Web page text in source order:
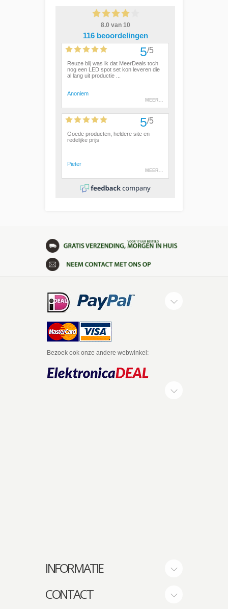
Bezoek ook onze andere webwinkel:
INFORMATIE
CONTACT